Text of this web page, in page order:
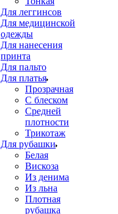
Для леггинсов
Для медицинской
одежды
Для нанесения
принта
Для пальто
Для платья
Прозрачная
С блеском
Средней
плотности
Трикотаж
Для рубашки
Белая
Вискоза
Из денима
Из льна
Плотная
рубашка